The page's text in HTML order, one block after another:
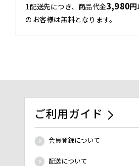
1配送先につき、商品代金3,980円
のお客様は無料となります。
ご利用ガイド
会員登録について
配送について